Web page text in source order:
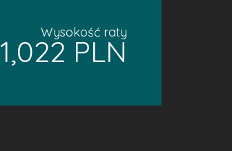
Wysokość raty
1,022 PLN